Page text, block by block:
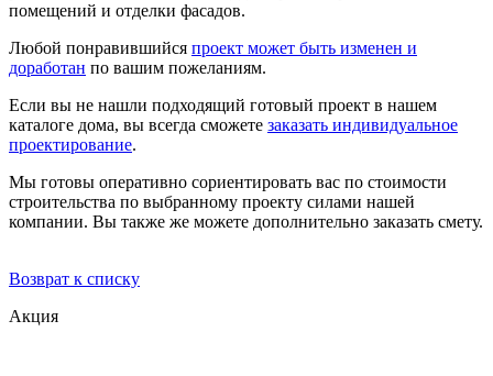
помещений и отделки фасадов.
Любой понравившийся проект может быть изменен и
доработан по вашим пожеланиям.
Если вы не нашли подходящий готовый проект в нашем
каталоге дома, вы всегда сможете заказать индивидуальное
проектирование.
Мы готовы оперативно сориентировать вас по стоимости
строительства по выбранному проекту силами нашей
компании. Вы также же можете дополнительно заказать смету.
Возврат к списку
Акция